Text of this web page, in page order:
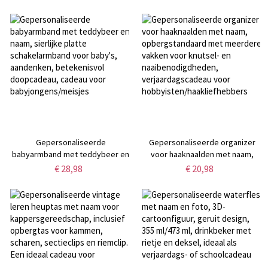
verjaardags-/schoolcadeau voor
kinderen/tieners
haakgereedschap,
verjaardagscadeau voor
handwerkliefhebbers.
Gepersonaliseerde
babyarmband met teddybeer en
naam, sierlijke platte
aandenken, betekenisvol
doopcadeau, cadeau voor
babyjongens/meisjes
€ 28,98
Gepersonaliseerde organizer
voor haaknaalden met naam,
opbergstandaard met meerdere
naaibenodigdheden,
verjaardagscadeau voor
hobbyisten/haakliefhebbers
€ 20,98